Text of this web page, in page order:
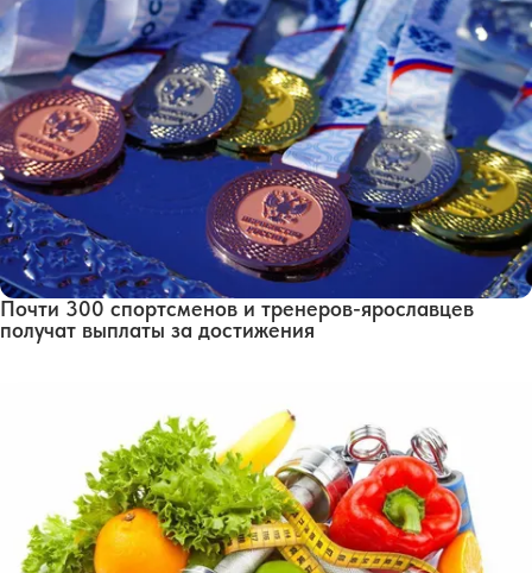
Почти 300 спортсменов и тренеров-ярославцев
получат выплаты за достижения